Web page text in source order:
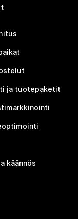
ja tuotepaketit
käännös